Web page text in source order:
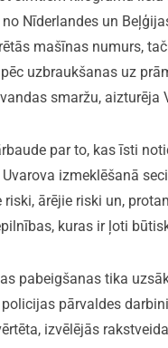
Nīderlandes un
mašīnas numurs,
uzbraukšanas uz
smaržu, aizturēja
par to, kas īsti
izmeklēšanā
ārējie riski un,
kuras ir ļoti
pabeigšanas tika
pārvaldes
izvēlējās